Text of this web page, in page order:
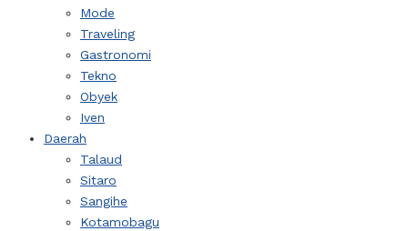
Mode
Traveling
Gastronomi
Tekno
Obyek
Iven
Daerah
Talaud
Sitaro
Sangihe
Kotamobagu